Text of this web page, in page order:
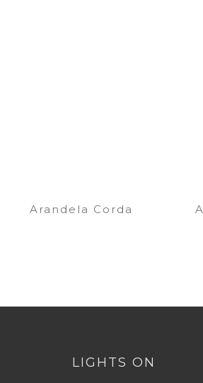
Arandela Corda
LIGHTS ON